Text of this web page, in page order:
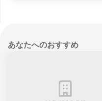
あなたへのおすすめ